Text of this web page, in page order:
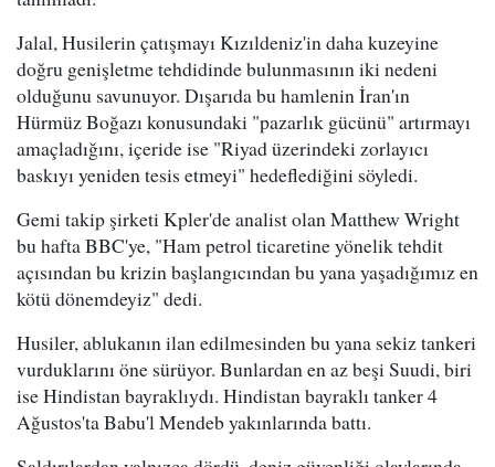
Jalal, Husilerin çatışmayı Kızıldeniz'in daha kuzeyine
doğru genişletme tehdidinde bulunmasının iki nedeni
olduğunu savunuyor. Dışarıda bu hamlenin İran'ın
Hürmüz Boğazı konusundaki "pazarlık gücünü" artırmayı
amaçladığını, içeride ise "Riyad üzerindeki zorlayıcı
baskıyı yeniden tesis etmeyi" hedeflediğini söyledi.
Gemi takip şirketi Kpler'de analist olan Matthew Wright
bu hafta BBC'ye, "Ham petrol ticaretine yönelik tehdit
açısından bu krizin başlangıcından bu yana yaşadığımız en
kötü dönemdeyiz" dedi.
Husiler, ablukanın ilan edilmesinden bu yana sekiz tankeri
vurduklarını öne sürüyor. Bunlardan en az beşi Suudi, biri
ise Hindistan bayraklıydı. Hindistan bayraklı tanker 4
Ağustos'ta Babu'l Mendeb yakınlarında battı.